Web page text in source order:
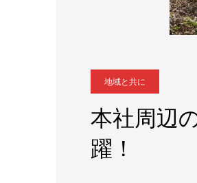
地域と共に
本社周辺
躍！